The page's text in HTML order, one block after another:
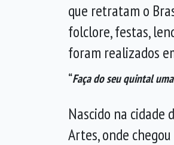
que retratam o
folclore, festas,
foram realizados
“Faça do seu quintal
Nascido na cidade
Artes, onde